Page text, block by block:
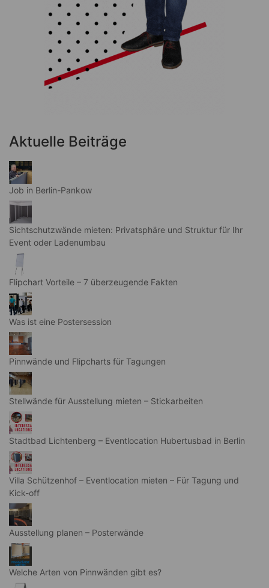
Aktuelle Beiträge
Job in Berlin-Pankow
Sichtschutzwände mieten: Privatsphäre und Struktur für Ihr
Event oder Ladenumbau
Flipchart Vorteile – 7 überzeugende Fakten
Was ist eine Postersession
Pinnwände und Flipcharts für Tagungen
Stellwände für Ausstellung mieten – Stickarbeiten
Stadtbad Lichtenberg – Eventlocation Hubertusbad in Berlin
Villa Schützenhof – Eventlocation mieten – Für Tagung und
Kick-off
Ausstellung planen – Posterwände
Welche Arten von Pinnwänden gibt es?